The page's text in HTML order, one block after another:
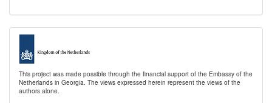
This project was made possible through the financial support of the Embassy of the
Netherlands in Georgia. The views expressed herein represent the views of the
authors alone.